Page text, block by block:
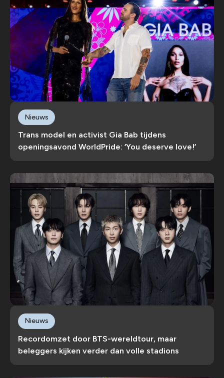
Trans model en activist Gia Bab tijdens
openingsavond WorldPride: ‘You deserve love!’
Nieuws
Recordomzet door BTS-wereldtour, maar
beleggers kijken verder dan volle stadions
Nieuws